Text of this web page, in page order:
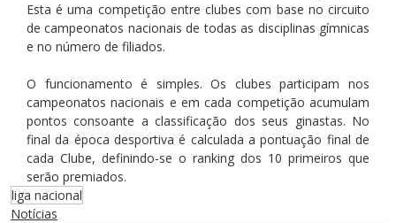
Esta é uma competição entre clubes com base no circuito
de campeonatos nacionais de todas as disciplinas gímnicas
e no número de filiados.
O funcionamento é simples. Os clubes participam nos
campeonatos nacionais e em cada competição acumulam
pontos consoante a classificação dos seus ginastas. No
final da época desportiva é calculada a pontuação final de
cada Clube, definindo-se o ranking dos 10 primeiros que
serão premiados.
liga nacional
Notícias